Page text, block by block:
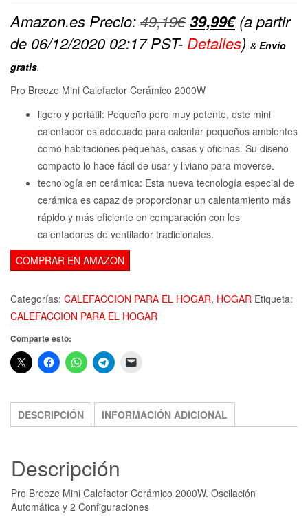
Amazon.es Precio:49,19€El
precio
era:
39,99€El
precio
(a partir
de 06/12/2020 02:17 PST- Detalles) & Envío
gratis.
Pro Breeze Mini Calefactor Cerámico 2000W
ligero y portátil: Pequeño pero muy potente, este mini
calentador es adecuado para calentar pequeños ambientes
como habitaciones pequeñas, casas y oficinas. Su diseño
compacto lo hace fácil de usar y liviano para moverse.
tecnología en cerámica: Esta nueva tecnología especial de
cerámica es capaz de proporcionar un calentamiento más
rápido y más eficiente en comparación con los
calentadores de ventilador tradicionales.
COMPRAR EN AMAZON
Categorías: CALEFACCION PARA EL HOGAR, HOGAR Etiqueta:
CALEFACCION PARA EL HOGAR
Comparte esto:
DESCRIPCIÓN INFORMACIÓN ADICIONAL
Descripción
Pro Breeze Mini Calefactor Cerámico 2000W. Oscilación
Automática y 2 Configuraciones